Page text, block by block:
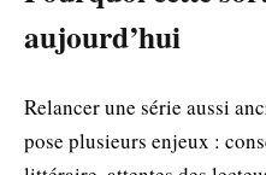
aujourd’hui
Relancer une série aussi
pose plusieurs enjeux :